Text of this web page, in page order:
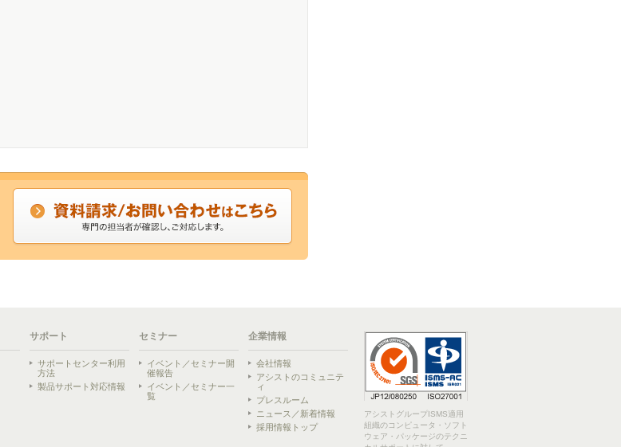
サポート
サポートセンター利用
方法
製品サポート対応情報
セミナー
イベント／セミナー開
催報告
イベント／セミナー一
覧
企業情報
会社情報
アシストのコミュニテ
ィ
プレスルーム
ニュース／新着情報
採用情報トップ
アシストグループISMS適用
組織のコンピュータ・ソフト
ウェア・パッケージのテクニ